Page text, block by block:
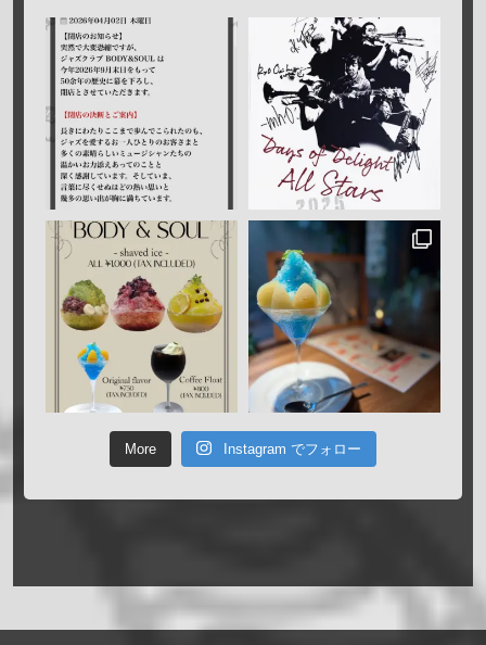
More Instagram でフォロー